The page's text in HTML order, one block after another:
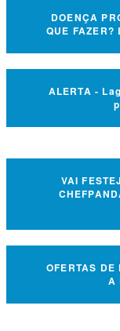
DOENÇA
QUE FAZER?
ALERTA -
VAI
OFERTAS DE
A